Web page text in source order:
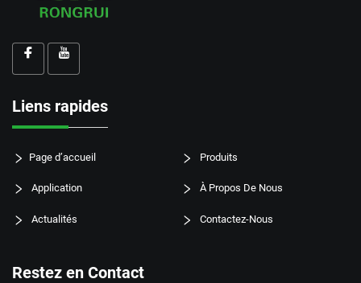
Liens rapides
Page d’accueil Produits
Application À Propos De Nous
Actualités Contactez-Nous
Restez en Contact